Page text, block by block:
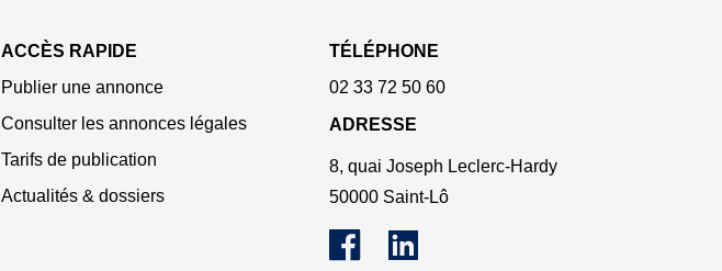
ACCÈS RAPIDE
Publier une annonce
Consulter les annonces légales
Tarifs de publication
Actualités & dossiers
TÉLÉPHONE
02 33 72 50 60
ADRESSE
8, quai Joseph Leclerc-Hardy
50000 Saint-Lô